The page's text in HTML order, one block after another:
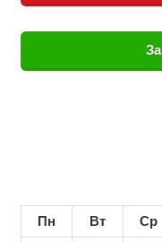
Пн
Вт Ср